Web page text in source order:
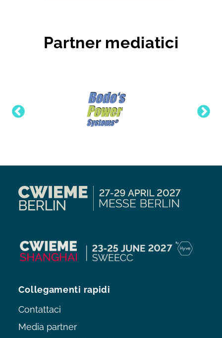
Partner mediatici
Collegamenti rapidi
Contattaci
Media partner